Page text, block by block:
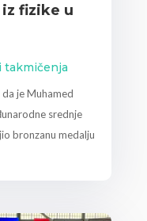
fizike u
takmičenja
je Muhamed
srednje
bronzanu medalju